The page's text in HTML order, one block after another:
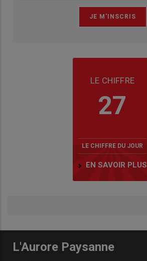
LE CHIFFRE
27
LE CHIFFRE DU JOUR
EN SAVOIR PLUS
L'Aurore Paysanne